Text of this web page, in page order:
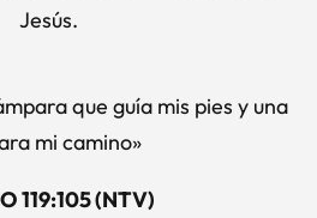
Jesús.
que guía mis pies y una
mi camino»
119:105 (NTV)